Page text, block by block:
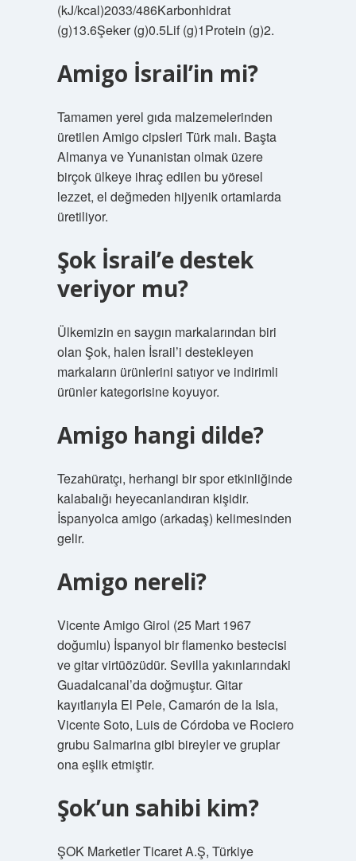
(kJ/kcal)2033/486Karbonhidrat
(g)13.6Şeker (g)0.5Lif (g)1Protein (g)2.
Amigo İsrail’in mi?
Tamamen yerel gıda malzemelerinden
üretilen Amigo cipsleri Türk malı. Başta
Almanya ve Yunanistan olmak üzere
birçok ülkeye ihraç edilen bu yöresel
lezzet, el değmeden hijyenik ortamlarda
üretiliyor.
Şok İsrail’e destek
veriyor mu?
Ülkemizin en saygın markalarından biri
olan Şok, halen İsrail’i destekleyen
markaların ürünlerini satıyor ve indirimli
ürünler kategorisine koyuyor.
Amigo hangi dilde?
Tezahüratçı, herhangi bir spor etkinliğinde
kalabalığı heyecanlandıran kişidir.
İspanyolca amigo (arkadaş) kelimesinden
gelir.
Amigo nereli?
Vicente Amigo Girol (25 Mart 1967
doğumlu) İspanyol bir flamenko bestecisi
ve gitar virtüözüdür. Sevilla yakınlarındaki
Guadalcanal’da doğmuştur. Gitar
kayıtlarıyla El Pele, Camarón de la Isla,
Vicente Soto, Luis de Córdoba ve Rociero
grubu Salmarina gibi bireyler ve gruplar
ona eşlik etmiştir.
Şok’un sahibi kim?
ŞOK Marketler Ticaret A.Ş, Türkiye